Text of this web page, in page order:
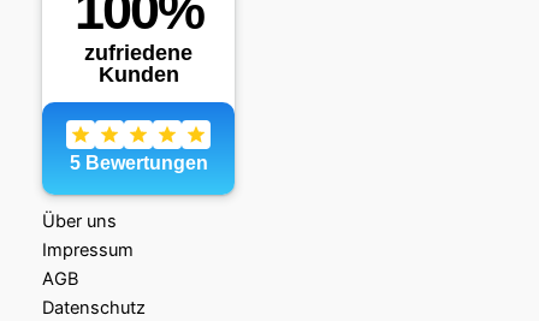
Über uns
Impressum
AGB
Datenschutz